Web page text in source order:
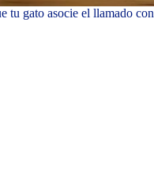
tu gato asocie el llamado con